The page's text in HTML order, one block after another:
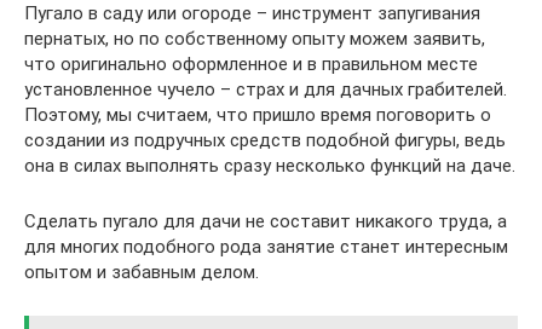
Пугало в саду или огороде – инструмент запугивания
пернатых, но по собственному опыту можем заявить,
что оригинально оформленное и в правильном месте
установленное чучело – страх и для дачных грабителей.
Поэтому, мы считаем, что пришло время поговорить о
создании из подручных средств подобной фигуры, ведь
она в силах выполнять сразу несколько функций на даче.
Сделать пугало для дачи не составит никакого труда, а
для многих подобного рода занятие станет интересным
опытом и забавным делом.